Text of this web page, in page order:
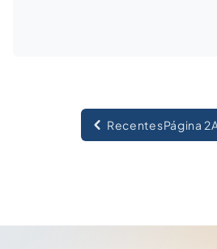
RecentesPágina 2